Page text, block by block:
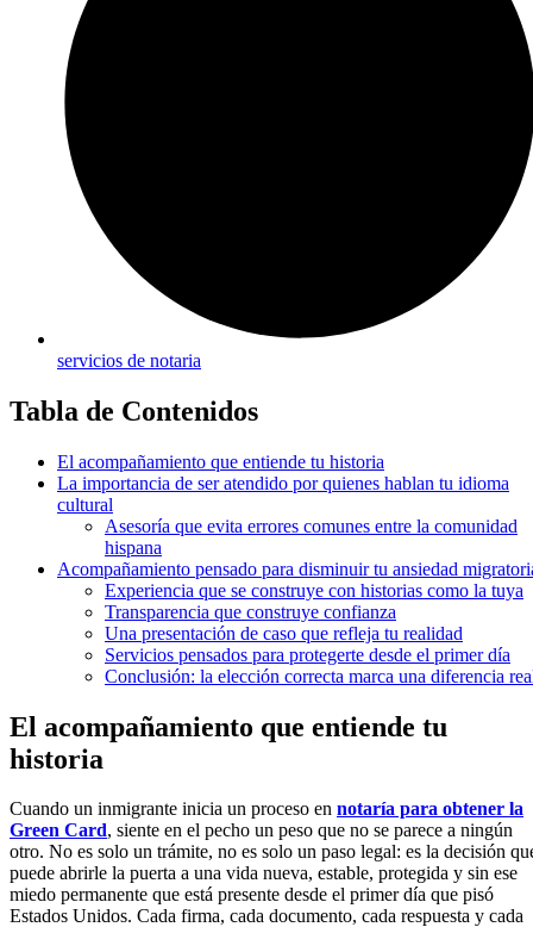
servicios de notaria
Tabla de Contenidos
El acompañamiento que entiende tu historia
La importancia de ser atendido por quienes hablan tu idioma
cultural
Asesoría que evita errores comunes entre la comunidad
hispana
Acompañamiento pensado para disminuir tu ansiedad
Experiencia que se construye con historias como la tuya
Transparencia que construye confianza
Una presentación de caso que refleja tu realidad
Servicios pensados para protegerte desde el primer día
Conclusión: la elección correcta marca una diferencia
El acompañamiento que entiende tu
historia
Cuando un inmigrante inicia un proceso en notaría para obtener la
Green Card, siente en el pecho un peso que no se parece a ningún
otro. No es solo un trámite, no es solo un paso legal: es la decisión
puede abrirle la puerta a una vida nueva, estable, protegida y sin ese
miedo permanente que está presente desde el primer día que pisó
Estados Unidos. Cada firma, cada documento, cada respuesta y cada